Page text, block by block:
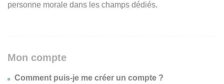
personne morale dans les champs dédiés.
Mon compte
Comment puis-je me créer un compte ?